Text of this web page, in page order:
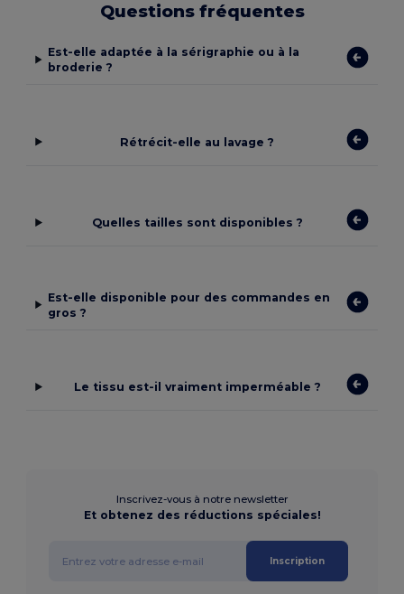
Questions fréquentes
Est-elle adaptée à la sérigraphie ou à la
broderie ?
Rétrécit-elle au lavage ?
Quelles tailles sont disponibles ?
Est-elle disponible pour des commandes en
gros ?
Le tissu est-il vraiment imperméable ?
Inscrivez-vous à notre newsletter
Et obtenez des réductions spéciales!
Inscription